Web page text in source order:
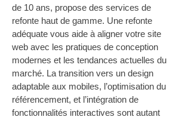
de 10 ans, propose des services de
refonte haut de gamme. Une refonte
adéquate vous aide à aligner votre site
web avec les pratiques de conception
modernes et les tendances actuelles du
marché. La transition vers un design
adaptable aux mobiles, l’optimisation du
référencement, et l’intégration de
fonctionnalités interactives sont autant